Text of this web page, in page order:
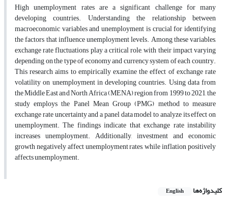
High unemployment rates are a significant challenge for many
developing countries. Understanding the relationship between
macroeconomic variables and unemployment is crucial for identifying
the factors that influence unemployment levels. Among these variables,
exchange rate fluctuations play a critical role, with their impact varying
depending on the type of economy and currency system of each country.
This research aims to empirically examine the effect of exchange rate
volatility on unemployment in developing countries. Using data from
the Middle East and North Africa (MENA) region from 1999 to 2021, the
study employs the Panel Mean Group (PMG) method to measure
exchange rate uncertainty and a panel data model to analyze its effect on
unemployment. The findings indicate that exchange rate instability
increases unemployment. Additionally, investment and economic
growth negatively affect unemployment rates, while inflation positively
affects unemployment.
کلیدواژه‌ها English